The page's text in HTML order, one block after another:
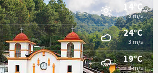
14°C
3 m/s
24°C
3 m/s
19°C
3 m/s